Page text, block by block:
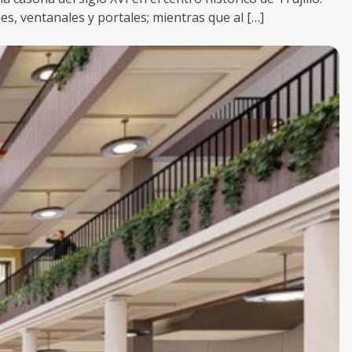
ventanales y portales; mientras que al […]